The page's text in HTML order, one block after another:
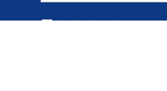
Ja, jeg har lest og